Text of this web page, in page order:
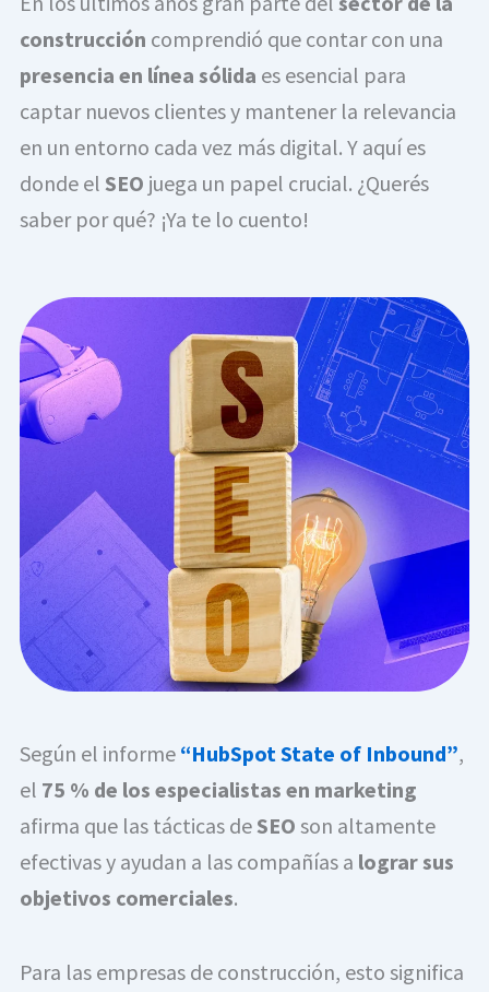
construcción comprendió que contar con una
presencia en línea sólida es esencial para
captar nuevos clientes y mantener la relevancia
en un entorno cada vez más digital. Y aquí es
donde el SEO juega un papel crucial. ¿Querés
saber por qué? ¡Ya te lo cuento!
Según el informe “HubSpot State of Inbound”,
el 75 % de los especialistas en marketing
afirma que las tácticas deSEO son altamente
efectivas y ayudan a las compañías a lograr sus
objetivos comerciales.
Para las empresas de construcción, esto significa